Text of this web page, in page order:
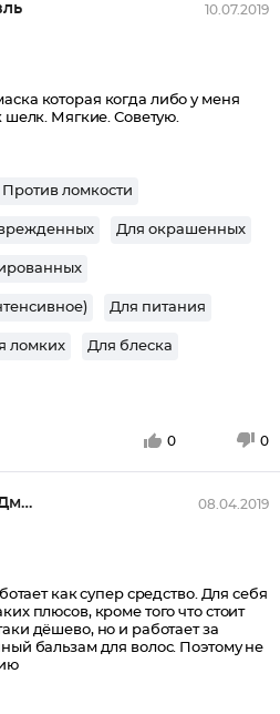
10.07.2019
которая когда либо у меня
шелк. Мягкие. Советую.
Против ломкости
Для окрашенных
Для питания
ломких Для блеска
0 0
Мансурова Елена Дмитриевна 08.04.2019
как супер средство. Для себя
плюсов, кроме того что стоит
дёшево, но и работает за
бальзам для волос. Поэтому не